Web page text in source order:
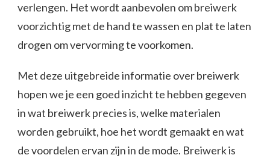
verlengen. Het wordt aanbevolen om breiwerk
voorzichtig met de hand te wassen en plat te laten
drogen om vervorming te voorkomen.
Met deze uitgebreide informatie over breiwerk
hopen we je een goed inzicht te hebben gegeven
in wat breiwerk precies is, welke materialen
worden gebruikt, hoe het wordt gemaakt en wat
de voordelen ervan zijn in de mode. Breiwerk is